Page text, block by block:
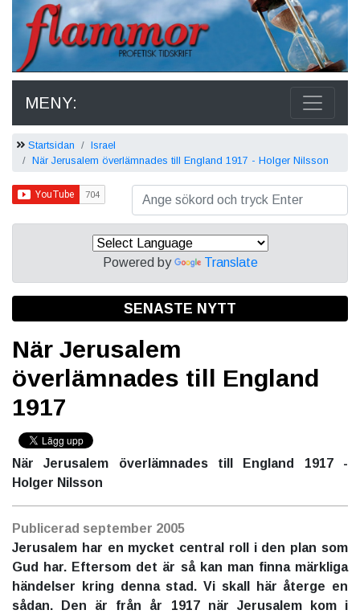
MENY:
Startsidan
Israel
När Jerusalem överlämnades till England 1917 - Holger Nilsson
Powered by Translate
SENASTE NYTT
När Jerusalem
överlämnades till England
1917
När Jerusalem överlämnades till England 1917 -
Holger Nilsson
Publicerad september 2005
Jerusalem har en mycket central roll i den plan som
Gud har. Eftersom det är så kan man finna märkliga
händelser kring denna stad. Vi skall här återge en
sådan. Den är från år 1917 när Jerusalem kom i